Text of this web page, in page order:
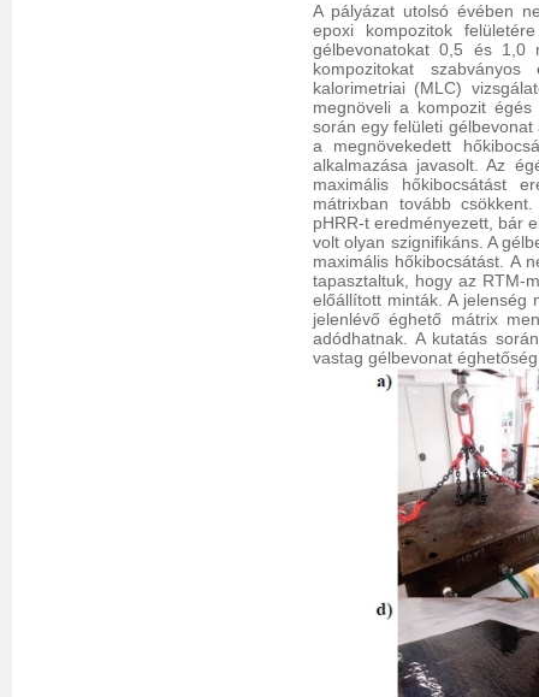
A pályázat utolsó évében
epoxi kompozitok
gélbevonatokat 0,5 és 1,0
kompozitokat szabványos
kalorimetriai (MLC)
megnöveli a kompozit
során egy felületi
a megnövekedett
alkalmazása javasolt. Az
maximális hőkibocsátást
mátrixban tovább
pHRR-t eredményezett, bár
volt olyan szignifikáns. A
maximális hőkibocsátást. A
tapasztaltuk, hogy az RTM-
előállított minták. A jelenség
jelenlévő éghető mátrix
adódhatnak. A kutatás
vastag gélbevonat